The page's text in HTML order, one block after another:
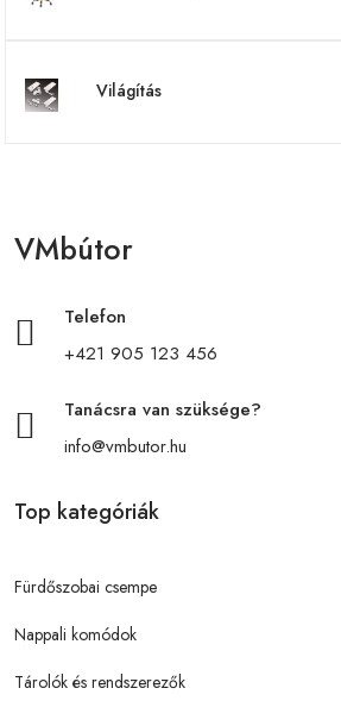
Világítás
VMbútor
Telefon
+421 905 123 456
Tanácsra van szüksége?
info@vmbutor.hu
Top kategóriák
Fürdőszobai csempe
Nappali komódok
Tárolók és rendszerezők